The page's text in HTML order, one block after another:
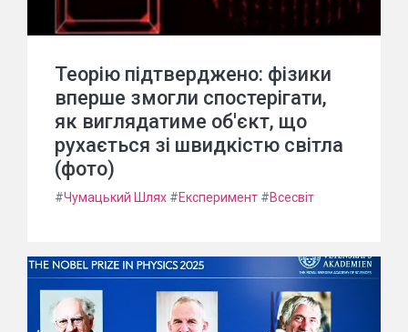
Теорію підтверджено: фізики
вперше змогли спостерігати,
як виглядатиме об'єкт, що
рухається зі швидкістю світла
(фото)
#Чумацький Шлях #Експеримент #Всесвіт